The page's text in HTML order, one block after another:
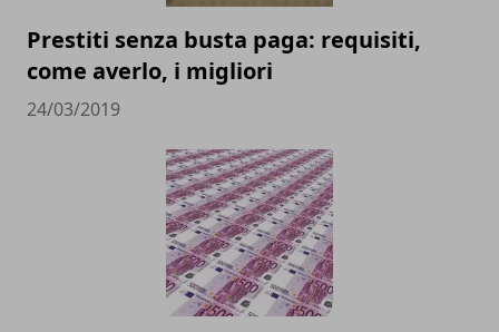
Prestiti senza busta paga: requisiti,
come averlo, i migliori
24/03/2019